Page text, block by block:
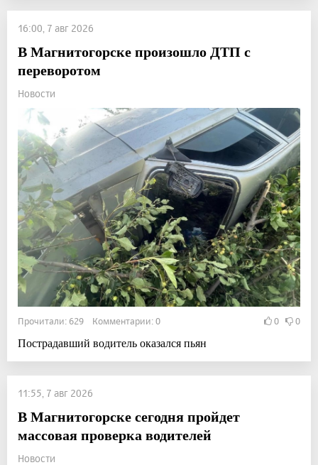
16:00, 7 авг 2026
В Магнитогорске произошло ДТП с
переворотом
Новости
Прочитали: 629 Комментарии: 0 0 0
Пострадавший водитель оказался пьян
11:55, 7 авг 2026
В Магнитогорске сегодня пройдет
массовая проверка водителей
Новости